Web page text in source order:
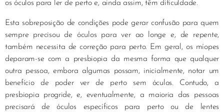
os óculos para ler de perto e, ainda assim, têm dificuldade.
Esta sobreposição de condições pode gerar confusão para quem
sempre precisou de óculos para ver ao longe e, de repente,
também necessita de correção para perto. Em geral, os míopes
deparam-se com a presbiopia da mesma forma que qualquer
outra pessoa, embora algumas possam, inicialmente, notar um
benefício de poder ver de perto sem óculos. Contudo, a
presbiopia progride, e, eventualmente, a maioria das pessoas
precisará de óculos específicos para perto ou de lentes